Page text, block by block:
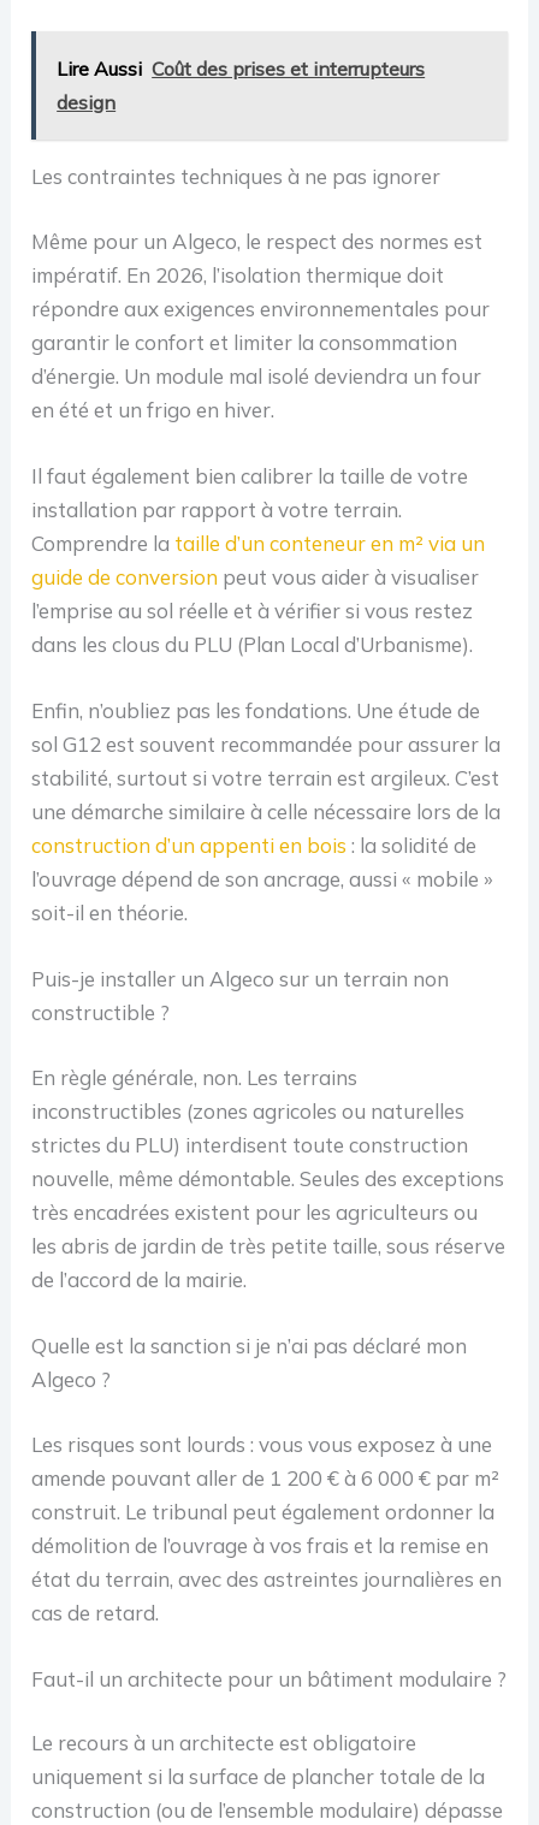
Lire Aussi Coût des prises et interrupteurs
design
Les contraintes techniques à ne pas ignorer
Même pour un Algeco, le respect des normes est
impératif. En 2026, l’isolation thermique doit
répondre aux exigences environnementales pour
garantir le confort et limiter la consommation
d’énergie. Un module mal isolé deviendra un four
en été et un frigo en hiver.
Il faut également bien calibrer la taille de votre
installation par rapport à votre terrain.
Comprendre la taille d’un conteneur en m² via un
guide de conversion peut vous aider à visualiser
l’emprise au sol réelle et à vérifier si vous restez
dans les clous du PLU (Plan Local d’Urbanisme).
Enfin, n’oubliez pas les fondations. Une étude de
sol G12 est souvent recommandée pour assurer la
stabilité, surtout si votre terrain est argileux. C’est
une démarche similaire à celle nécessaire lors de la
construction d’un appenti en bois : la solidité de
l’ouvrage dépend de son ancrage, aussi « mobile »
soit-il en théorie.
Puis-je installer un Algeco sur un terrain non
constructible ?
En règle générale, non. Les terrains
inconstructibles (zones agricoles ou naturelles
strictes du PLU) interdisent toute construction
nouvelle, même démontable. Seules des exceptions
très encadrées existent pour les agriculteurs ou
les abris de jardin de très petite taille, sous réserve
de l’accord de la mairie.
Quelle est la sanction si je n’ai pas déclaré mon
Algeco ?
Les risques sont lourds : vous vous exposez à une
amende pouvant aller de 1 200 € à 6 000 € par m²
construit. Le tribunal peut également ordonner la
démolition de l’ouvrage à vos frais et la remise en
état du terrain, avec des astreintes journalières en
cas de retard.
Faut-il un architecte pour un bâtiment modulaire ?
Le recours à un architecte est obligatoire
uniquement si la surface de plancher totale de la
construction (ou de l’ensemble modulaire) dépasse